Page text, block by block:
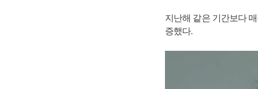
지난해 같은 기간보다
증했다.